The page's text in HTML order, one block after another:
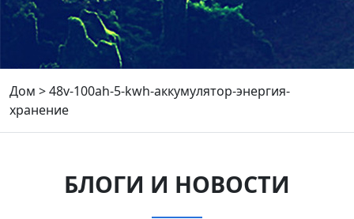
Дом >48v-100ah-5-kwh-аккумулятор-энергия-
хранение
БЛОГИ И НОВОСТИ